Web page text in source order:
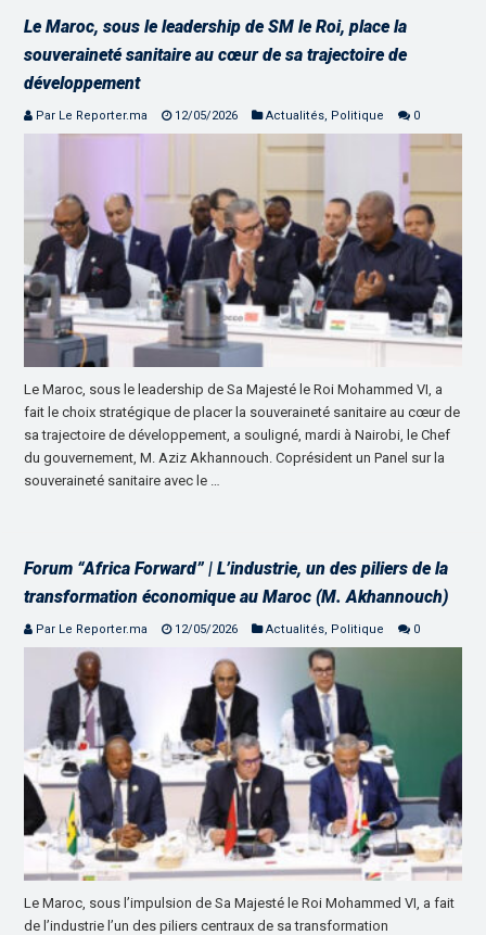
Le Maroc, sous le leadership de SM le Roi, place la
souveraineté sanitaire au cœur de sa trajectoire de
développement
Par Le Reporter.ma 12/05/2026 Actualités, Politique 0
Le Maroc, sous le leadership de Sa Majesté le Roi Mohammed VI, a
fait le choix stratégique de placer la souveraineté sanitaire au cœur de
sa trajectoire de développement, a souligné, mardi à Nairobi, le Chef
du gouvernement, M. Aziz Akhannouch. Coprésident un Panel sur la
souveraineté sanitaire avec le …
Forum “Africa Forward” | L’industrie, un des piliers de la
transformation économique au Maroc (M. Akhannouch)
Par Le Reporter.ma 12/05/2026 Actualités, Politique 0
Le Maroc, sous l’impulsion de Sa Majesté le Roi Mohammed VI, a fait
de l’industrie l’un des piliers centraux de sa transformation